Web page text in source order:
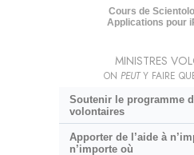
Cours de
Applications pour
MINISTRES
ON PEUTY FAIRE
Soutenir le programme
volontaires
Apporter de l’aide à
n’importe où